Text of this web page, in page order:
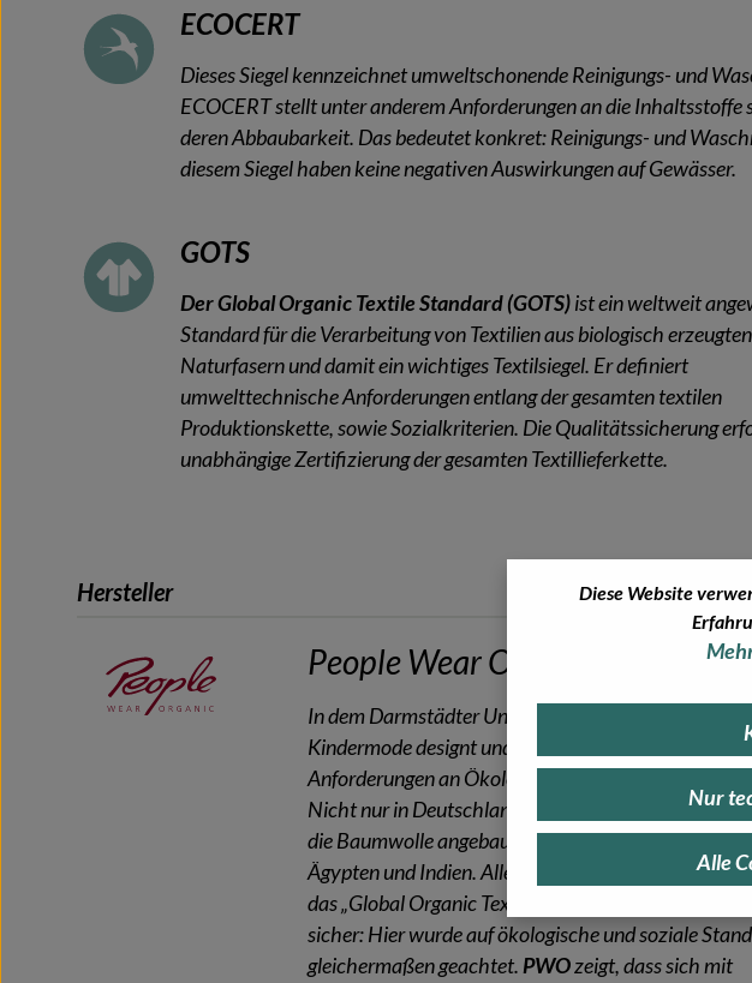
ECOCERT
Dieses Siegel kennzeichnet umweltschonende Reinigungs- und
ECOCERT stellt unter anderem Anforderungen an die Inhaltsstoffe
deren Abbaubarkeit. Das bedeutet konkret: Reinigungs- und
diesem Siegel haben keine negativen Auswirkungen auf Gewässer.
GOTS
Der Global Organic Textile Standard (GOTS)ist ein weltweit
Standard für die Verarbeitung von Textilien aus biologisch erzeugten
Naturfasern und damit ein wichtiges Textilsiegel. Er definiert
umwelttechnische Anforderungen entlang der gesamten textilen
Produktionskette, sowie Sozialkriterien. Die Qualitätssicherung
unabhängige Zertifizierung der gesamten Textillieferkette.
Hersteller
People Wear Organic
In dem Darmstädter Unternehmen, welches
Kindermode designt und produziert, sind strenge
Anforderungen an Ökologie und Arbeitsbedingungen
Nicht nur in Deutschland, sondern vor allem auch
die Baumwolle angebaut und weiterverarbeitet
Ägypten und Indien. Alle Produkte der Kinderlinie
das „Global Organic Textile Standard“-Siegel und
sicher: Hier wurde auf ökologische und soziale
gleichermaßen geachtet. PWOzeigt, dass sich mit
Diese Website
Alle
Nur